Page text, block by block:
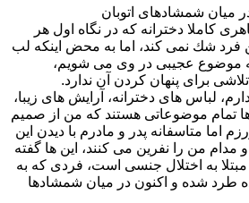
میان شمشادهای اتوبان
با ظاهری كاملا دخترانه كه در نگاه اول هر
فرد شك نمی كند، اما به محض اینكه لب
موضوع عجیبی در وی می شویم،
برای پنهان كردن آن ندارد.
لباس های دخترانه، آرایش های زیبا،
موضوعاتی هستند كه من از صمیم
اما متاسفانه پدر و مادرم با دیدن این
مدام من را نفرین می كنند، این ها گفته
رضای ۲۴ ساله مبتلا به اختلال جنسی است، فردی كه به
طرد شده و اكنون در میان شمشادها